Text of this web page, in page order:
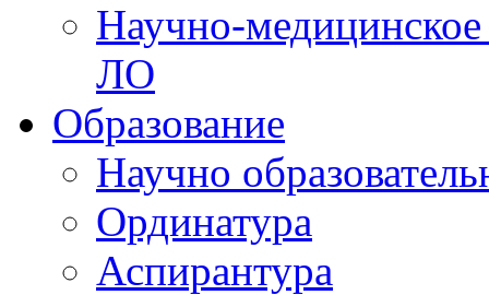
Научно-
ЛО
Образование
Научно
Ординатура
Аспирантура